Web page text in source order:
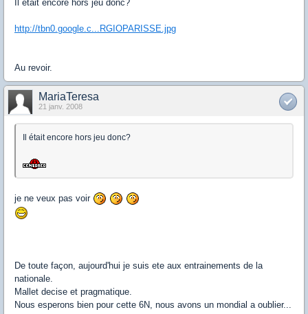
Il était encore hors jeu donc?
http://tbn0.google.c...RGIOPARISSE.jpg
Au revoir.
MariaTeresa
21 janv. 2008
Il était encore hors jeu donc?
je ne veux pas voir
De toute façon, aujourd'hui je suis ete aux entrainements de la
nationale.
Mallet decise et pragmatique.
Nous esperons bien pour cette 6N, nous avons un mondial a oublier...